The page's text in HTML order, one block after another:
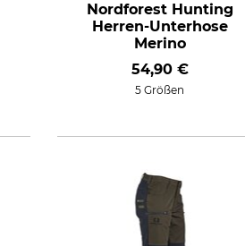
Nordforest Hunting
Herren-Unterhose
Merino
54,90 €
5 Größen